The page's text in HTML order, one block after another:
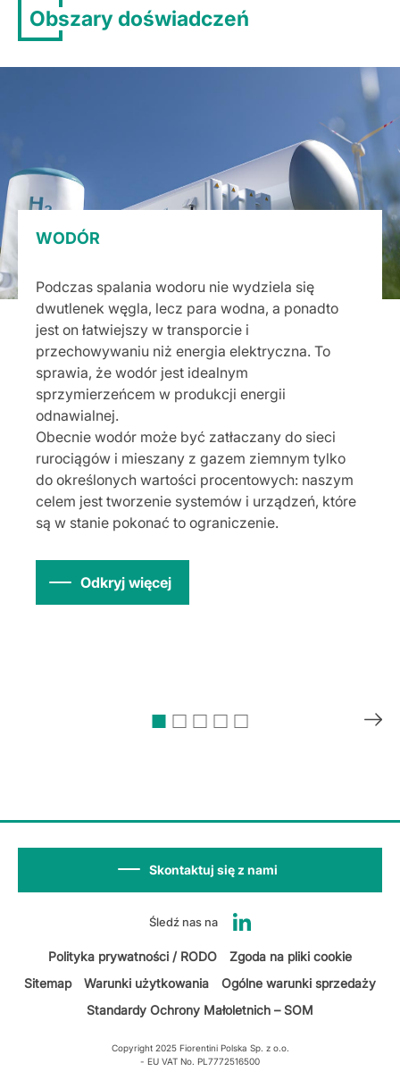
Obszary doświadczeń
WODÓR
Podczas spalania wodoru nie wydziela się
dwutlenek węgla, lecz para wodna, a ponadto
jest on łatwiejszy w transporcie i
przechowywaniu niż energia elektryczna. To
sprawia, że wodór jest idealnym
sprzymierzeńcem w produkcji energii
odnawialnej.
Obecnie wodór może być zatłaczany do sieci
rurociągów i mieszany z gazem ziemnym tylko
do określonych wartości procentowych: naszym
celem jest tworzenie systemów i urządzeń, które
są w stanie pokonać to ograniczenie.
Odkryj więcej
Śledź nas na
Skontaktuj się z nami
Polityka prywatności / RODO
Zgoda na pliki cookie
Sitemap
Warunki użytkowania
Ogólne warunki sprzedaży
Standardy Ochrony Małoletnich – SOM
Copyright 2025 Fiorentini Polska Sp. z o.o.
- EU VAT No. PL7772516500